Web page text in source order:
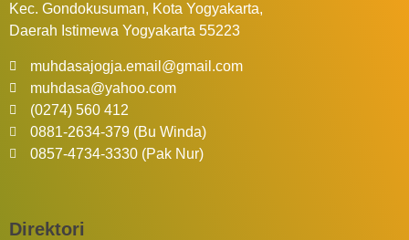
Kec. Gondokusuman, Kota Yogyakarta,
Daerah Istimewa Yogyakarta 55223
muhdasajogja.email@gmail.com
muhdasa@yahoo.com
(0274) 560 412
0881-2634-379 (Bu Winda)
0857-4734-3330 (Pak Nur)
Direktori